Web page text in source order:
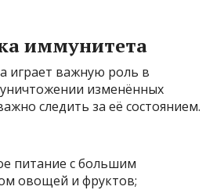
иммунитета
играет важную роль в
изменённых
следить за её состоянием.
питание с большим
овощей и фруктов;